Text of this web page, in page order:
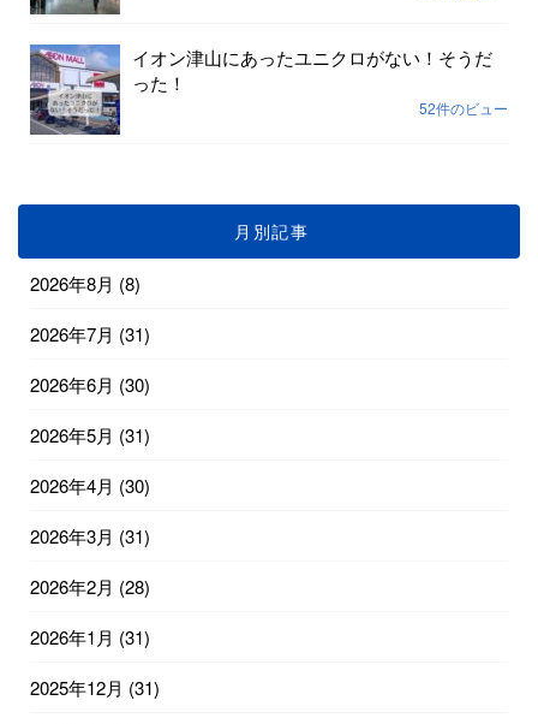
イオン津山にあったユニクロがない！そうだ
った！
52件のビュー
月別記事
2026年8月 (8)
2026年7月 (31)
2026年6月 (30)
2026年5月 (31)
2026年4月 (30)
2026年3月 (31)
2026年2月 (28)
2026年1月 (31)
2025年12月 (31)